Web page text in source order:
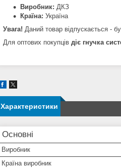
Виробник: ДКЗ
Країна: Україна
Увага! Даний товар відпускається -
Для оптових покупців діє гнучка
Характеристики
Основні
Виробник
Країна виробник